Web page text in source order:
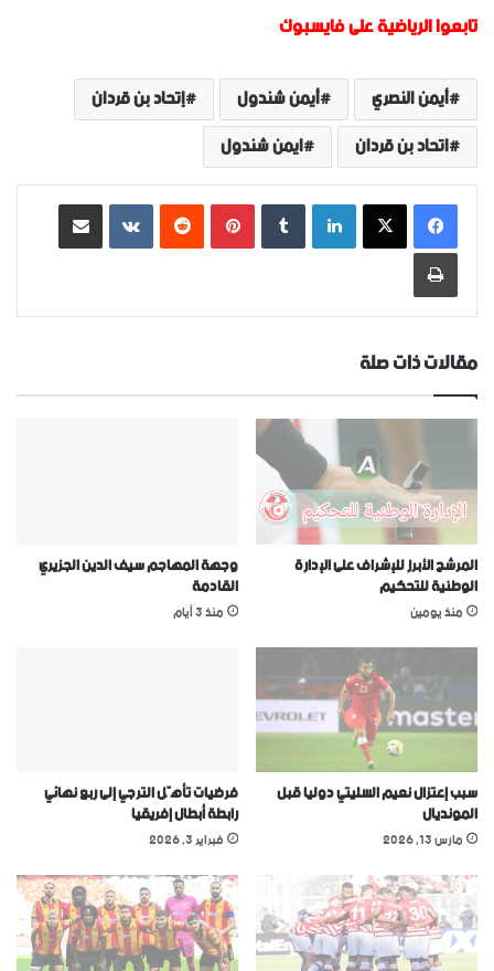
تابعوا الرياضية على فايسبوك
أيمن النصري أيمن شندول
إتحاد بن قردان
اتحاد بن قردان
ايمن شندول
لينكدإن بينتيريست ‏VKontakte
طباعة
مقالات ذات صلة
المرشح الأبرز للإشراف على الإدارة
الوطنية للتحكيم
منذ يومين
وجهة المهاجم سيف الدين الجزيري
القادمة
منذ 3 أيام
سبب إعتزال نعيم السليتي دوليا قبل
المونديال
مارس 13, 2026
فرضيات تأهّل الترجي إلى ربع نهائي
رابطة أبطال إفريقيا
فبراير 3, 2026